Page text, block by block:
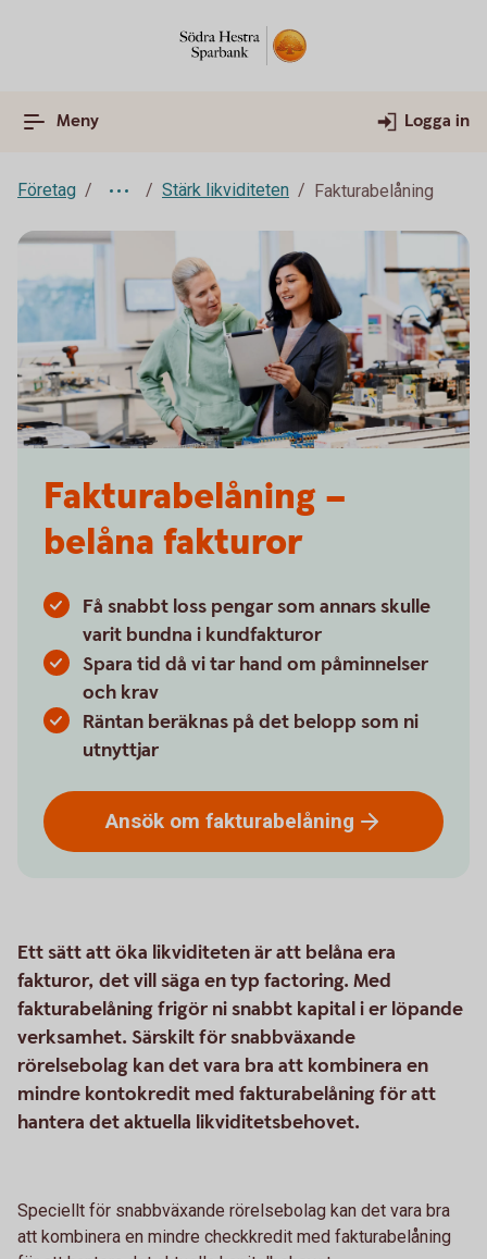
Meny Logga in
Företag Stärk likviditeten Fakturabelåning
Fakturabelåning –
belåna fakturor
Få snabbt loss pengar som annars skulle
varit bundna i kundfakturor
Spara tid då vi tar hand om påminnelser
och krav
Räntan beräknas på det belopp som ni
utnyttjar
Ansök om fakturabelåning
Ett sätt att öka likviditeten är att belåna era
fakturor, det vill säga en typ factoring. Med
fakturabelåning frigör ni snabbt kapital i er löpande
verksamhet. Särskilt för snabbväxande
rörelsebolag kan det vara bra att kombinera en
mindre kontokredit med fakturabelåning för att
hantera det aktuella likviditetsbehovet.
Speciellt för snabbväxande rörelsebolag kan det vara bra
att kombinera en mindre checkkredit med fakturabelåning